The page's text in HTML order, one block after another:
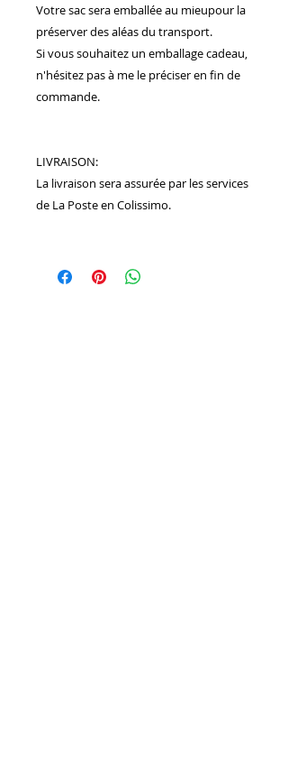
Votre sac sera emballée au mieupour la
préserver des aléas du transport.
Si vous souhaitez un emballage cadeau,
n'hésitez pas à me le préciser en fin de
commande.
LIVRAISON:
La livraison sera assurée par les services
de La Poste en Colissimo.